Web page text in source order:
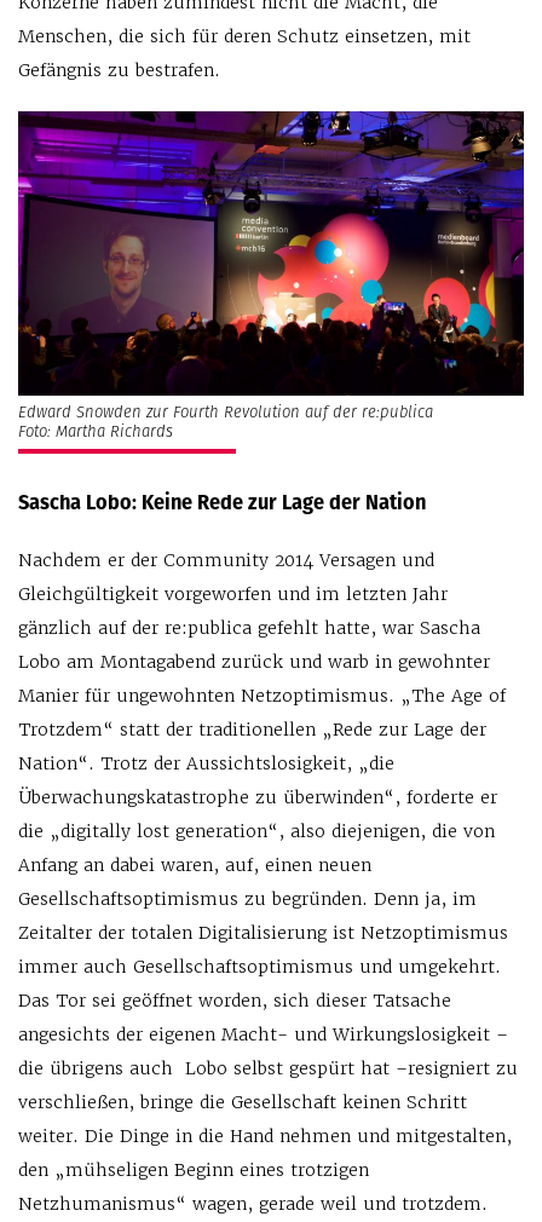
Menschen, die sich für deren Schutz einsetzen, mit
Gefängnis zu bestrafen.
Edward Snowden zur Fourth Revolution auf der re:publica
Foto: Martha Richards
Sascha Lobo: Keine Rede zur Lage der Nation
Nachdem er der Community 2014 Versagen und
Gleichgültigkeit vorgeworfen und im letzten Jahr
gänzlich auf der re:publica gefehlt hatte, war Sascha
Lobo am Montagabend zurück und warb in gewohnter
Manier für ungewohnten Netzoptimismus. „The Age of
Trotzdem“ statt der traditionellen „Rede zur Lage der
Nation“. Trotz der Aussichtslosigkeit, „die
Überwachungskatastrophe zu überwinden“, forderte er
die „digitally lost generation“, also diejenigen, die von
Anfang an dabei waren, auf, einen neuen
Gesellschaftsoptimismus zu begründen. Denn ja, im
Zeitalter der totalen Digitalisierung ist Netzoptimismus
immer auch Gesellschaftsoptimismus und umgekehrt.
Das Tor sei geöffnet worden, sich dieser Tatsache
angesichts der eigenen Macht- und Wirkungslosigkeit –
die übrigens auch Lobo selbst gespürt hat –resigniert zu
verschließen, bringe die Gesellschaft keinen Schritt
weiter. Die Dinge in die Hand nehmen und mitgestalten,
den „mühseligen Beginn eines trotzigen
Netzhumanismus“ wagen, gerade weil und trotzdem.